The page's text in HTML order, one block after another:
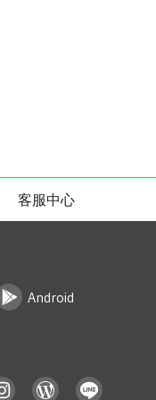
客服中心
Android